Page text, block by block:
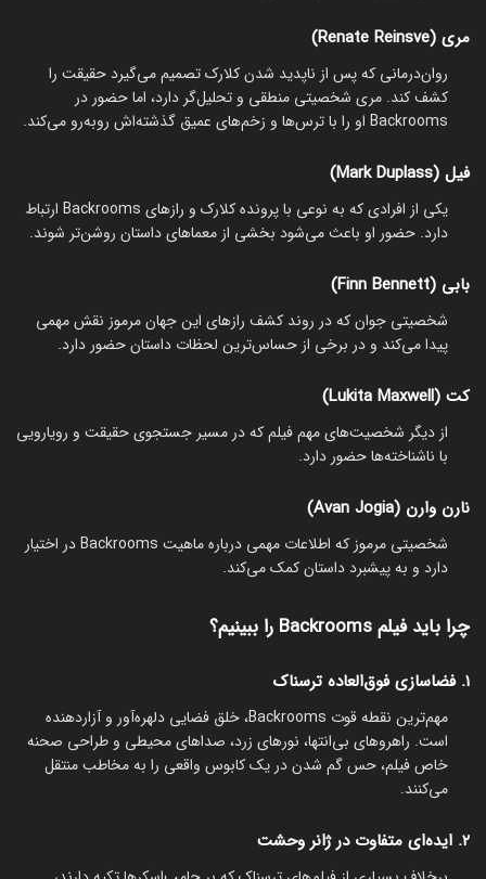
مری (Renate Reinsve)
روان‌درمانی که پس از ناپدید شدن کلارک تصمیم می‌گیرد حقیقت را
کشف کند. مری شخصیتی منطقی و تحلیل‌گر دارد، اما حضور در
Backrooms او را با ترس‌ها و زخم‌های عمیق گذشته‌اش روبه‌رو می‌کند.
فیل (Mark Duplass)
یکی از افرادی که به نوعی با پرونده کلارک و رازهای Backrooms ارتباط
دارد. حضور او باعث می‌شود بخشی از معماهای داستان روشن‌تر شوند.
بابی (Finn Bennett)
شخصیتی جوان که در روند کشف رازهای این جهان مرموز نقش مهمی
پیدا می‌کند و در برخی از حساس‌ترین لحظات داستان حضور دارد.
کت (Lukita Maxwell)
از دیگر شخصیت‌های مهم فیلم که در مسیر جستجوی حقیقت و رویارویی
با ناشناخته‌ها حضور دارد.
نارن وارن (Avan Jogia)
شخصیتی مرموز که اطلاعات مهمی درباره ماهیت Backrooms در اختیار
دارد و به پیشبرد داستان کمک می‌کند.
چرا باید فیلم Backrooms را ببینیم؟
۱. فضاسازی فوق‌العاده ترسناک
مهم‌ترین نقطه قوت Backrooms، خلق فضایی دلهره‌آور و آزاردهنده
است. راهروهای بی‌انتها، نورهای زرد، صداهای محیطی و طراحی صحنه
خاص فیلم، حس گم شدن در یک کابوس واقعی را به مخاطب منتقل
می‌کنند.
۲. ایده‌ای متفاوت در ژانر وحشت